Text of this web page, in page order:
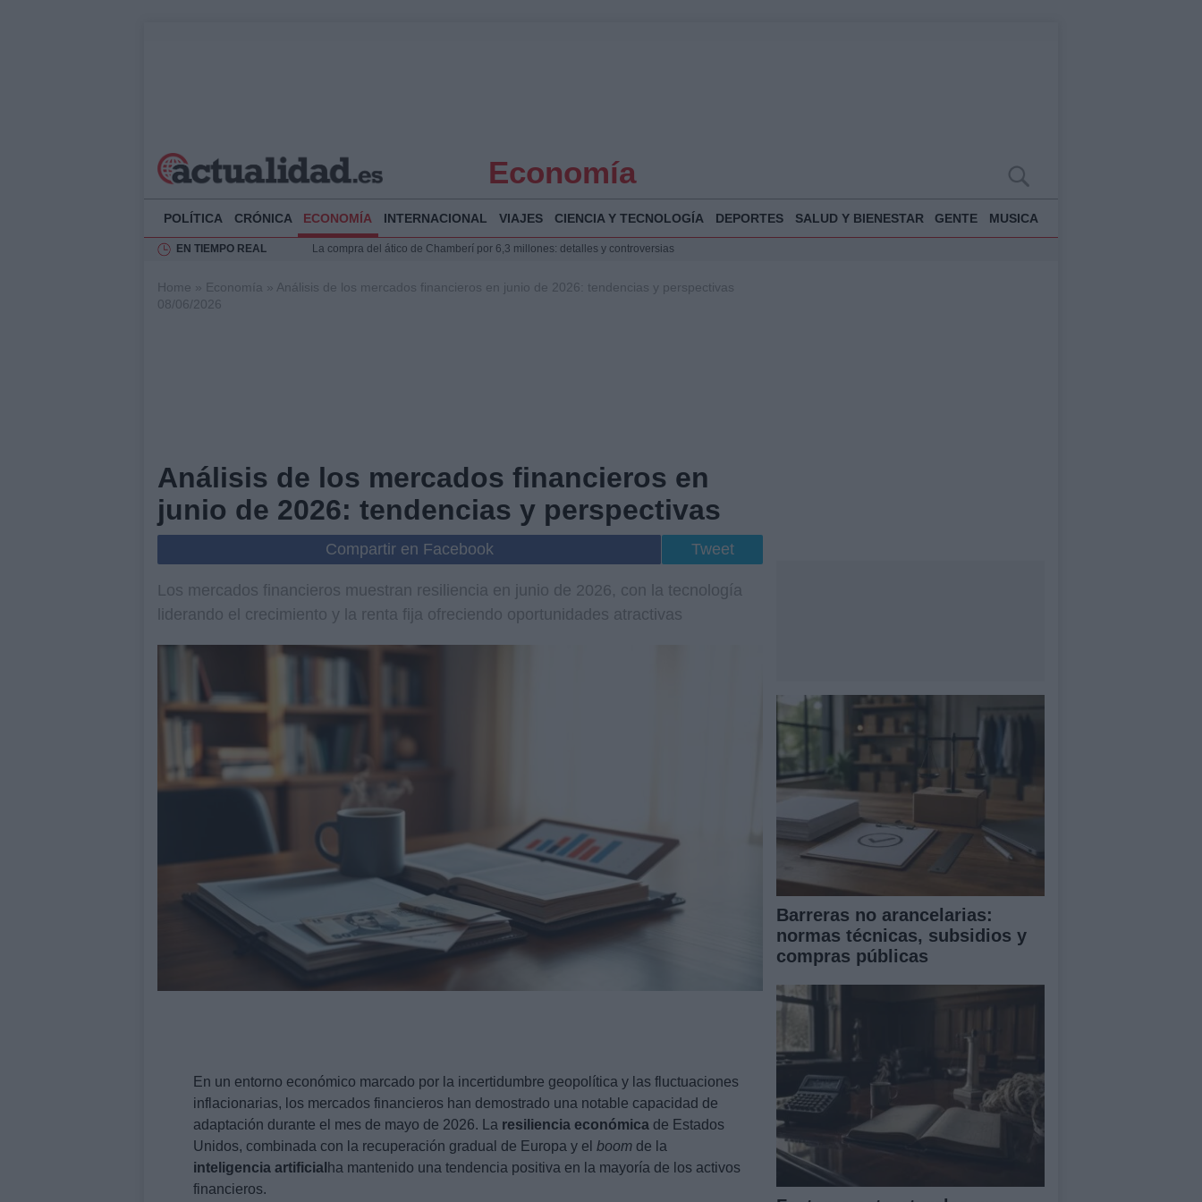
Economía
POLÍTICA CRÓNICA ECONOMÍA INTERNACIONAL VIAJES CIENCIA Y TECNOLOGÍA DEPORTES SALUD Y BIENESTAR GENTE MUSICA
EN TIEMPO REAL
Ciclovía Nocturna Bogotá 2026: fecha, recorrido y actividades especiales
Rehabilitación de la Illa Plana: Menorca apuesta por el deporte náutico sostenible
Home » Economía » Análisis de los mercados financieros en junio de 2026: tendencias y perspectivas
08/06/2026
Análisis de los mercados financieros en
junio de 2026: tendencias y perspectivas
Compartir en Facebook Tweet
Los mercados financieros muestran resiliencia en junio de 2026, con la tecnología
liderando el crecimiento y la renta fija ofreciendo oportunidades atractivas
En un entorno económico marcado por la incertidumbre geopolítica y las fluctuaciones
inflacionarias, los mercados financieros han demostrado una notable capacidad de
adaptación durante el mes de mayo de 2026. La resiliencia económica de Estados
Unidos, combinada con la recuperación gradual de Europa y el boom de la
inteligencia artificial ha mantenido una tendencia positiva en la mayoría de los activos
financieros.
Barreras no arancelarias:
normas técnicas, subsidios y
compras públicas